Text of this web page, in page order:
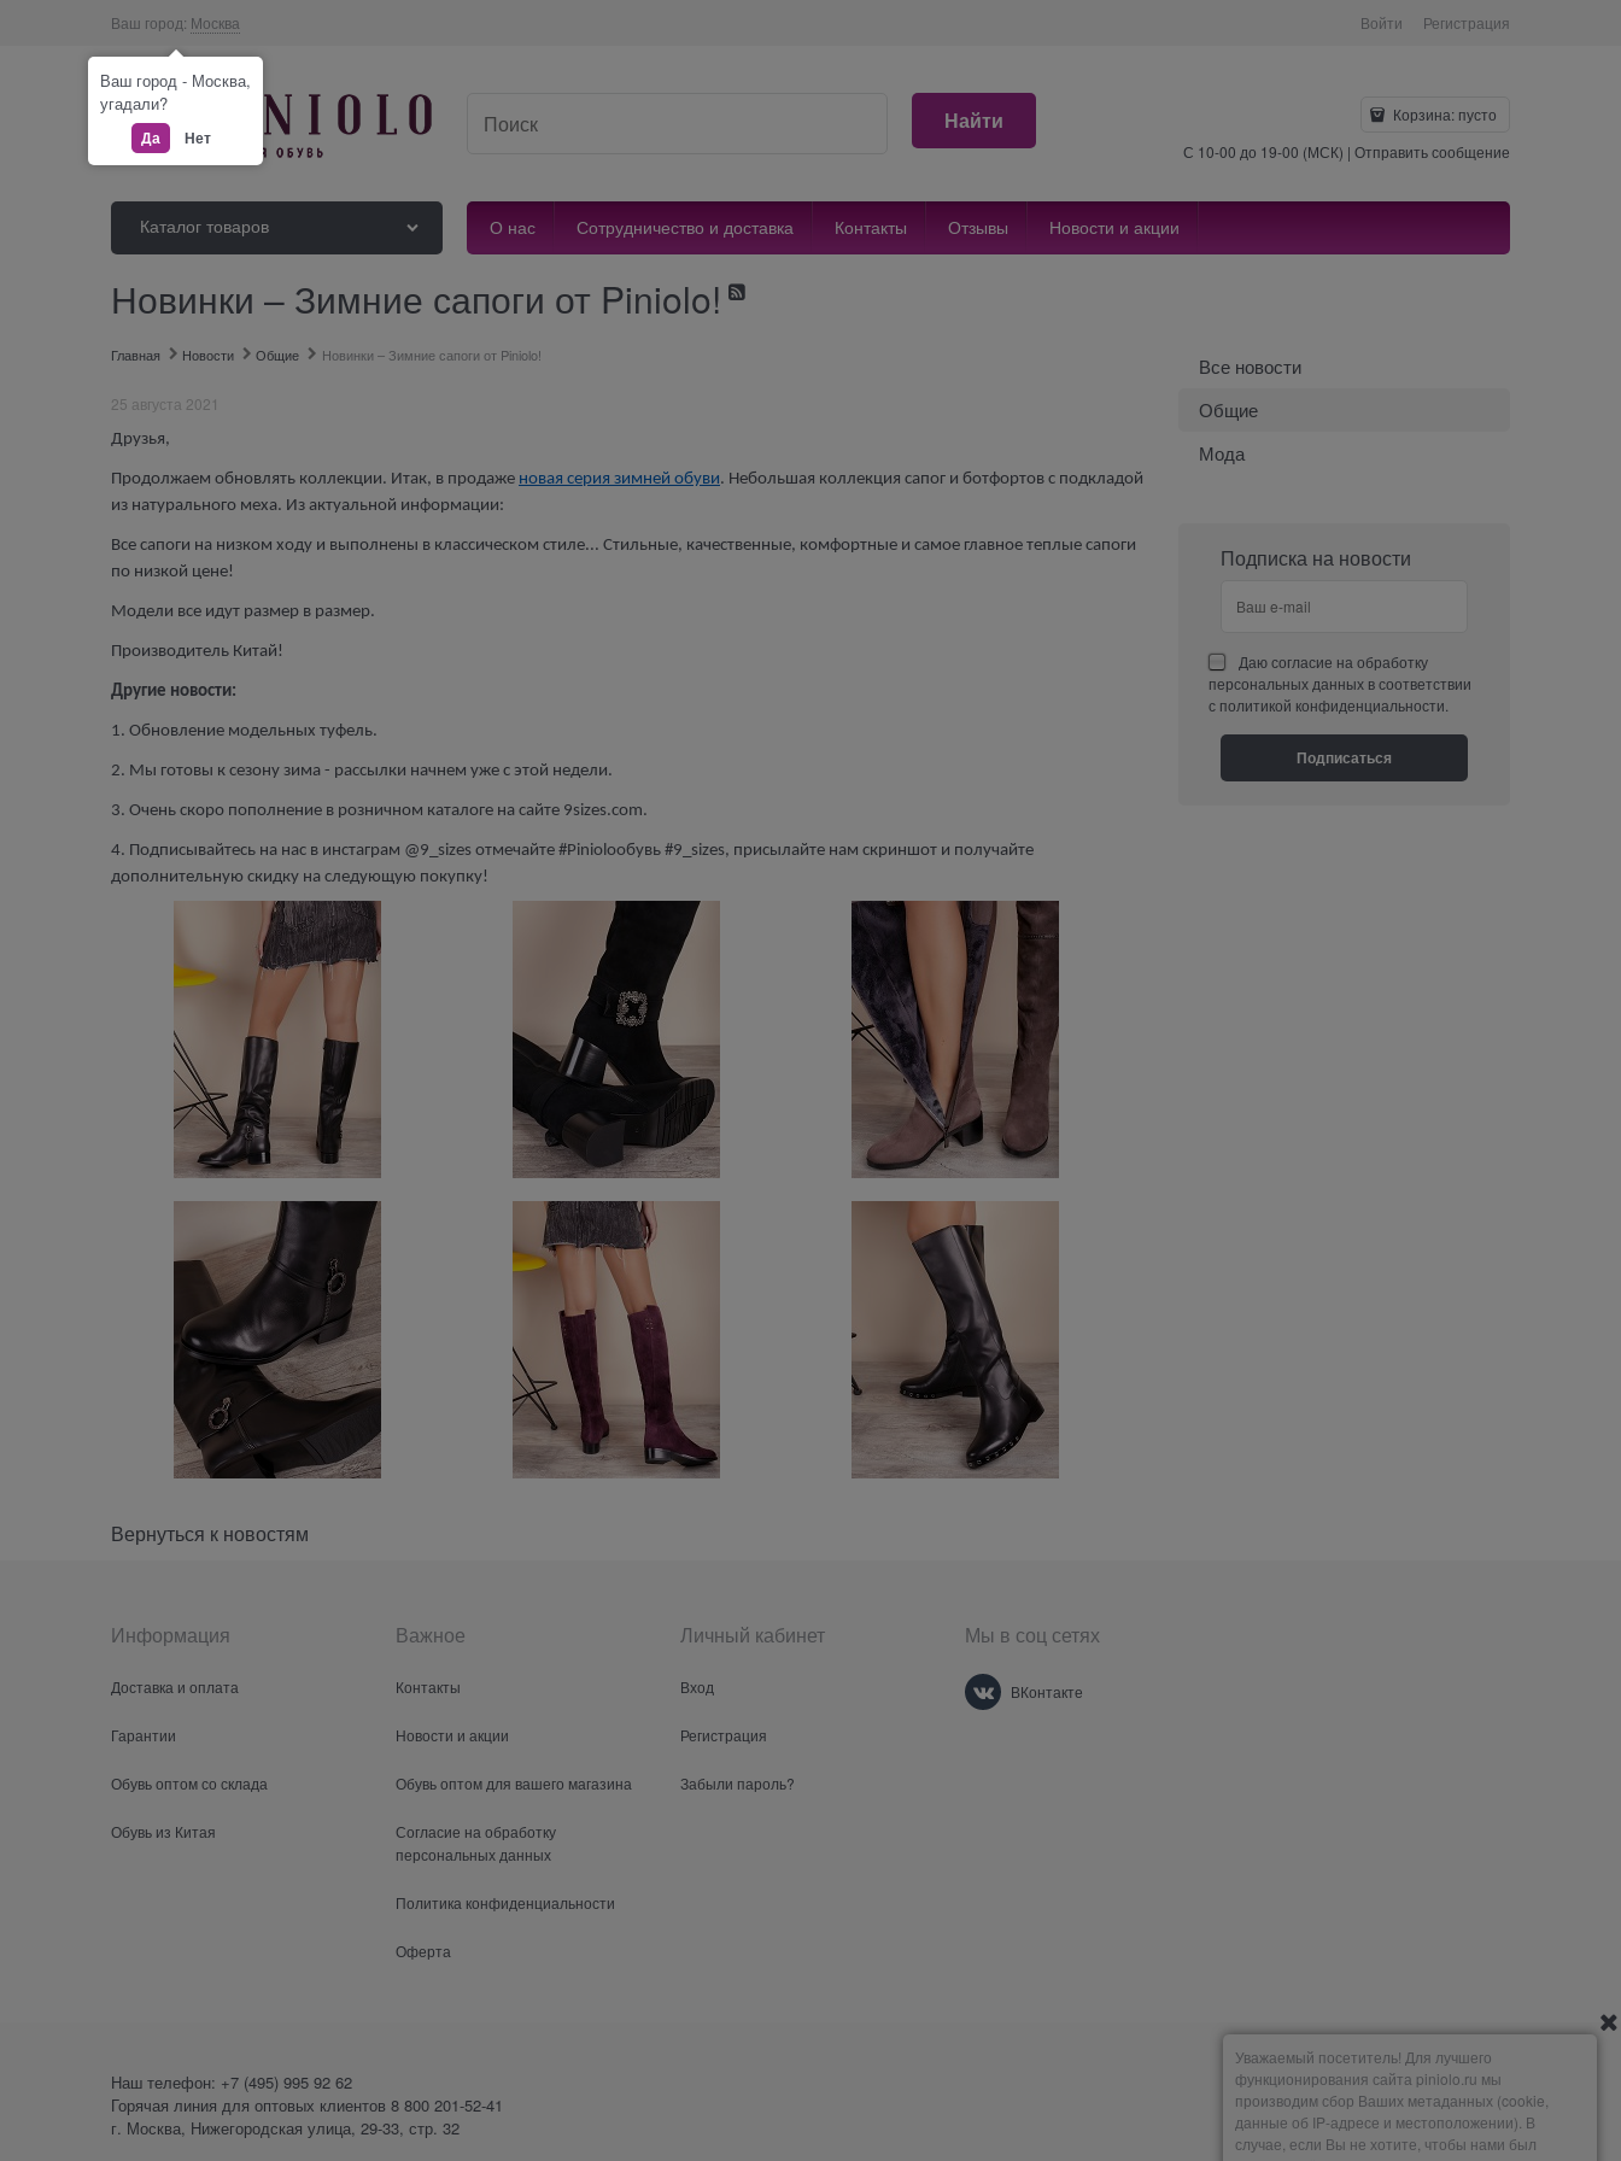
Ваш город: Москва Войти Регистрация
Найти Корзина: пусто
С 10-00 до 19-00 (МСК) | Отправить сообщение
Каталог товаров О нас Сотрудничество и доставка Контакты Отзывы Новости и акции
Новинки – Зимние сапоги от Piniolo!
Главная Новости Общие Новинки – Зимние сапоги от Piniolo!
25 августа 2021
Друзья,
Продолжаем обновлять коллекции. Итак, в продаже новая серия зимней обуви. Небольшая коллекция сапог и ботфортов с подкладой
из натурального меха. Из актуальной информации:
Все сапоги на низком ходу и выполнены в классическом стиле... Стильные, качественные, комфортные и самое главное теплые сапоги
по низкой цене!
Модели все идут размер в размер.
Производитель Китай!
Другие новости:
1. Обновление модельных туфель.
2. Мы готовы к сезону зима - рассылки начнем уже с этой недели.
3. Очень скоро пополнение в розничном каталоге на сайте 9sizes.com.
4. Подписывайтесь на нас в инстаграм @9_sizes отмечайте #Pinioloобувь #9_sizes, присылайте нам скриншот и получайте
дополнительную скидку на следующую покупку!
Вернуться к новостям
Все новости
Общие
Мода
Подписка на новости
Даюсогласие на обработку
персональных данных в соответствии
с политикой конфиденциальности
Информация
Доставка и оплата
Гарантии
Обувь оптом со склада
Обувь из Китая
Важное
Контакты
Новости и акции
Обувь оптом для вашего магазина
Согласие на обработку
персональных данных
Политика конфиденциальности
Оферта
Личный кабинет
Вход
Регистрация
Забыли пароль?
Мы в соц сетях
ВКонтакте
Наш телефон: +7 (495) 995 92 62
Горячая линия для оптовых клиентов 8 800 201-52-41
г. Москва, Нижегородская улица, 29-33, стр. 32
Ваш город - Москва,
угадали?
Да Нет
Уважаемый посетитель! Для лучшего
функционирования сайта piniolo.ru мы
производим сбор Ваших метаданных (cookie,
данные об IP-адресе и местоположении). В
случае, если Вы не хотите, чтобы нами был